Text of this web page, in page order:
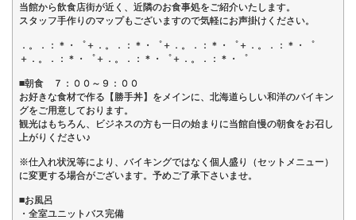
当館から飲食店街が近く、近隣のお食事処をご紹介いたします。
スタッフ手作りのマップもございますので気軽にお声掛けください。
．。．：＊・゜＋．。．：＊・゜＋．。．：＊・゜＋．。．：＊・゜
＋．。．：＊・゜＋．。．：＊・゜＋．。．：＊・゜
■朝食 ７：００～９：００
お好きな食材で作る【勝手丼】をメインに、北海道らしい和洋のバイキン
グをご用意しております。
観光はもちろん、ビジネスの方も一日の始まりに当館自慢の朝食をお召し
上がりください♪
※仕入れ状況等により、バイキングではなく個人盛り（セットメニュー）
に変更する場合がございます。予めご了承下さいませ。
■お風呂
・全室ユニットバス完備